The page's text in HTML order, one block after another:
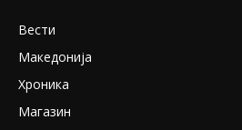
Вести
Македонија
Хроника
Магазин